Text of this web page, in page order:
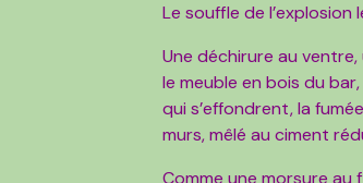
Le souffle de l’explosion
Une déchirure au
le meuble en bois du
qui s’effondrent, la
murs, mêlé au ciment
Comme une morsure au